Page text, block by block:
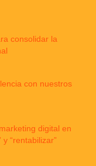
consolidar la
con nuestros
digital en
“rentabilizar”